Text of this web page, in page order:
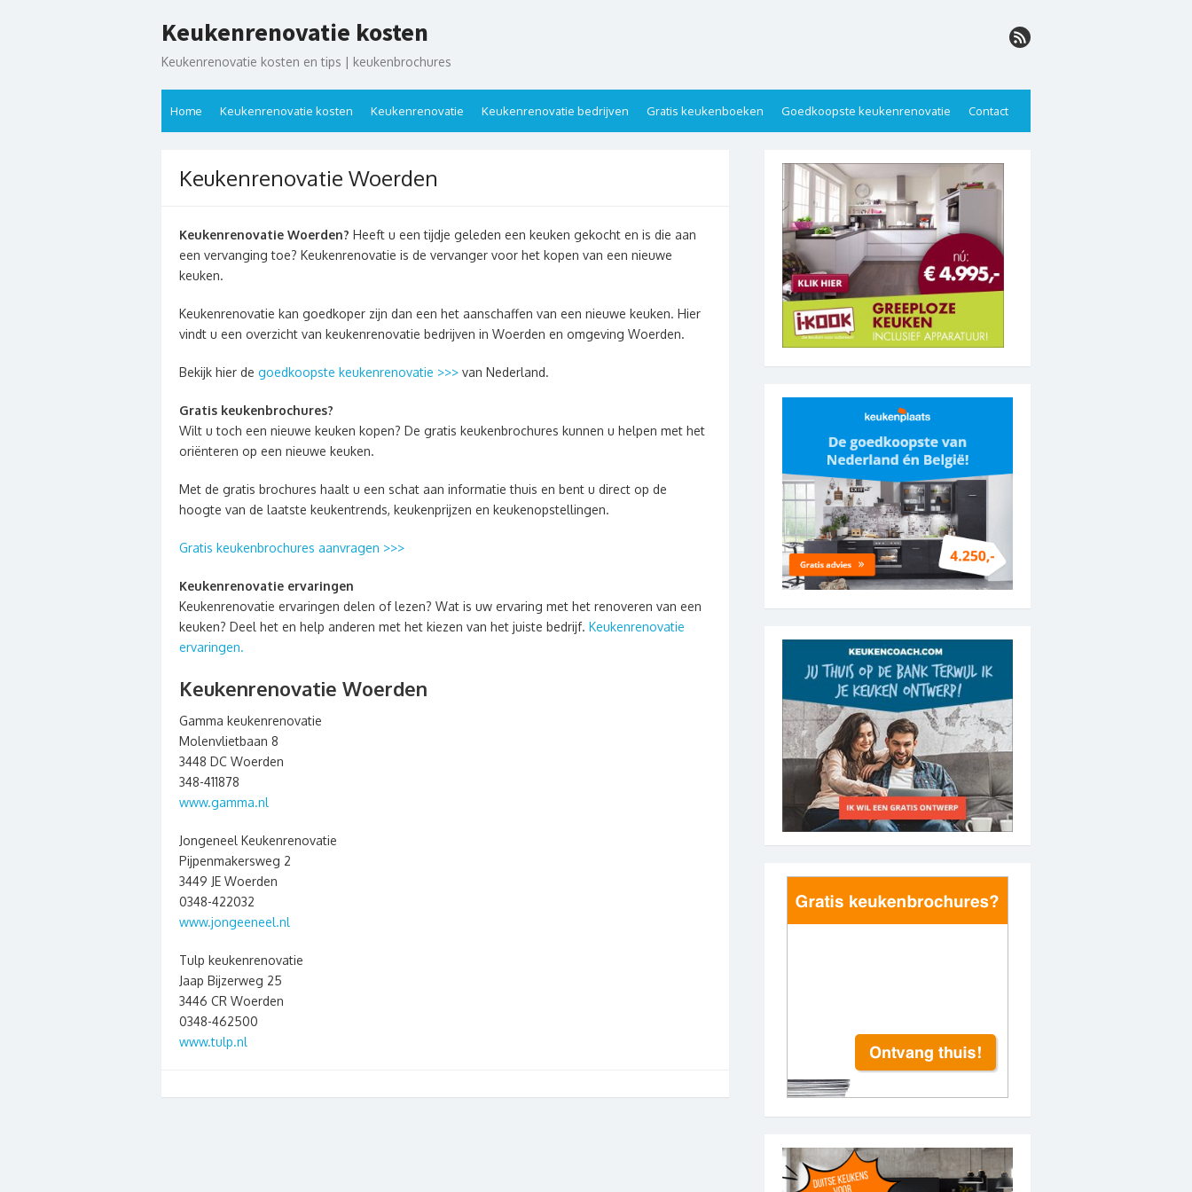
naar
inhoud
Keukenrenovatie kosten
Keukenrenovatie kosten en tips | keukenbrochures
Home Keukenrenovatie kosten Keukenrenovatie Keukenrenovatie bedrijven Gratis keukenboeken Goedkoopste keukenrenovatie Contact
Keukenrenovatie Woerden
Keukenrenovatie Woerden? Heeft u een tijdje geleden een keuken gekocht en is die aan
een vervanging toe? Keukenrenovatie is de vervanger voor het kopen van een nieuwe
keuken.
Keukenrenovatie kan goedkoper zijn dan een het aanschaffen van een nieuwe keuken. Hier
vindt u een overzicht van keukenrenovatie bedrijven in Woerden en omgeving Woerden.
Bekijk hier de goedkoopste keukenrenovatie >>> van Nederland.
Gratis keukenbrochures?
Wilt u toch een nieuwe keuken kopen? De gratis keukenbrochures kunnen u helpen met het
oriënteren op een nieuwe keuken.
Met de gratis brochures haalt u een schat aan informatie thuis en bent u direct op de
hoogte van de laatste keukentrends, keukenprijzen en keukenopstellingen.
Gratis keukenbrochures aanvragen >>>
Keukenrenovatie ervaringen
Keukenrenovatie ervaringen delen of lezen? Wat is uw ervaring met het renoveren van een
keuken? Deel het en help anderen met het kiezen van het juiste bedrijf. Keukenrenovatie
ervaringen.
Keukenrenovatie Woerden
Gamma keukenrenovatie
Molenvlietbaan 8
3448 DC Woerden
348-411878
www.gamma.nl
Jongeneel Keukenrenovatie
Pijpenmakersweg 2
3449 JE Woerden
0348-422032
www.jongeeneel.nl
Tulp keukenrenovatie
Jaap Bijzerweg 25
3446 CR Woerden
0348-462500
www.tulp.nl